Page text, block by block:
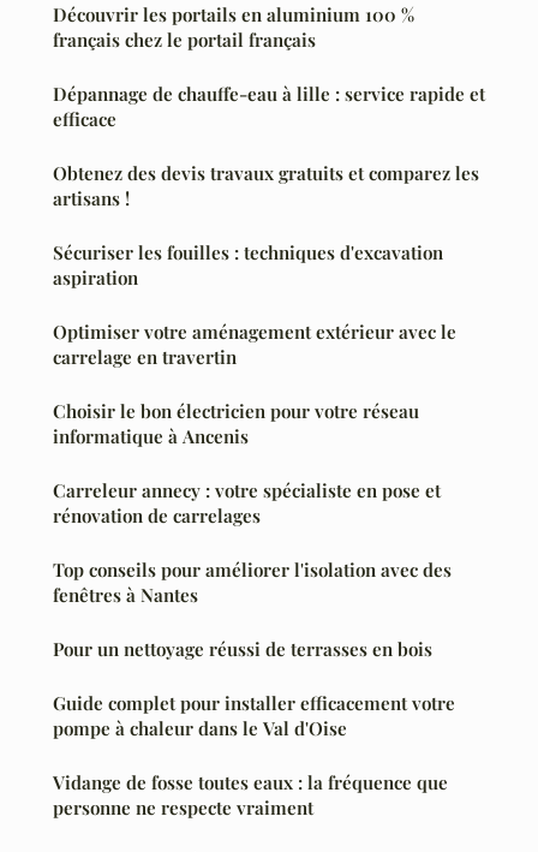
Découvrir les portails en aluminium 100 %
français chez le portail français
Dépannage de chauffe-eau à lille : service rapide et
efficace
Obtenez des devis travaux gratuits et comparez les
artisans !
Sécuriser les fouilles : techniques d'excavation
aspiration
Optimiser votre aménagement extérieur avec le
carrelage en travertin
Choisir le bon électricien pour votre réseau
informatique à Ancenis
Carreleur annecy : votre spécialiste en pose et
rénovation de carrelages
Top conseils pour améliorer l'isolation avec des
fenêtres à Nantes
Pour un nettoyage réussi de terrasses en bois
Guide complet pour installer efficacement votre
pompe à chaleur dans le Val d'Oise
Vidange de fosse toutes eaux : la fréquence que
personne ne respecte vraiment